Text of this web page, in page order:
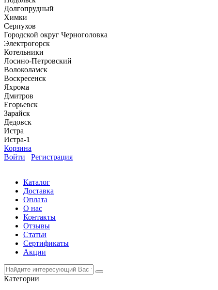
Долгопрудный
Химки
Серпухов
Городской округ Черноголовка
Электрогорск
Котельники
Лосино-Петровский
Волоколамск
Воскресенск
Яхрома
Дмитров
Егорьевск
Зарайск
Дедовск
Истра
Истра-1
Корзина
Войти
Регистрация
Каталог
Доставка
Оплата
О нас
Контакты
Отзывы
Статьи
Сертификаты
Акции
Категории